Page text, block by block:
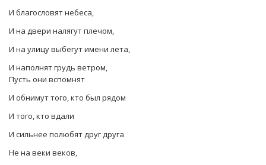
И благословят небеса,
И на двери налягут плечом,
И на улицу выбегут имени лета,
И наполнят грудь ветром,
Пусть они вспомнят
И обнимут того, кто был рядом
И того, кто вдали
И сильнее полюбят друг друга
Не на веки веков,